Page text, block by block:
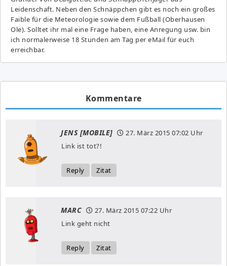
Leidenschaft. Neben den Schnäppchen gibt es noch ein großes
Fai­ble für die Meteorologie sowie dem Fußball (Oberhausen
Ole). Solltet ihr mal eine Frage haben, eine Anregung usw. bin
ich normalerweise 18 Stunden am Tag per eMail für euch
erreichbar.
Kommentare
JENS [MOBILE] 27. März 2015 07:02 Uhr
Link ist tot?!
Reply Zitat
MARC 27. März 2015 07:22 Uhr
Link geht nicht
Reply Zitat